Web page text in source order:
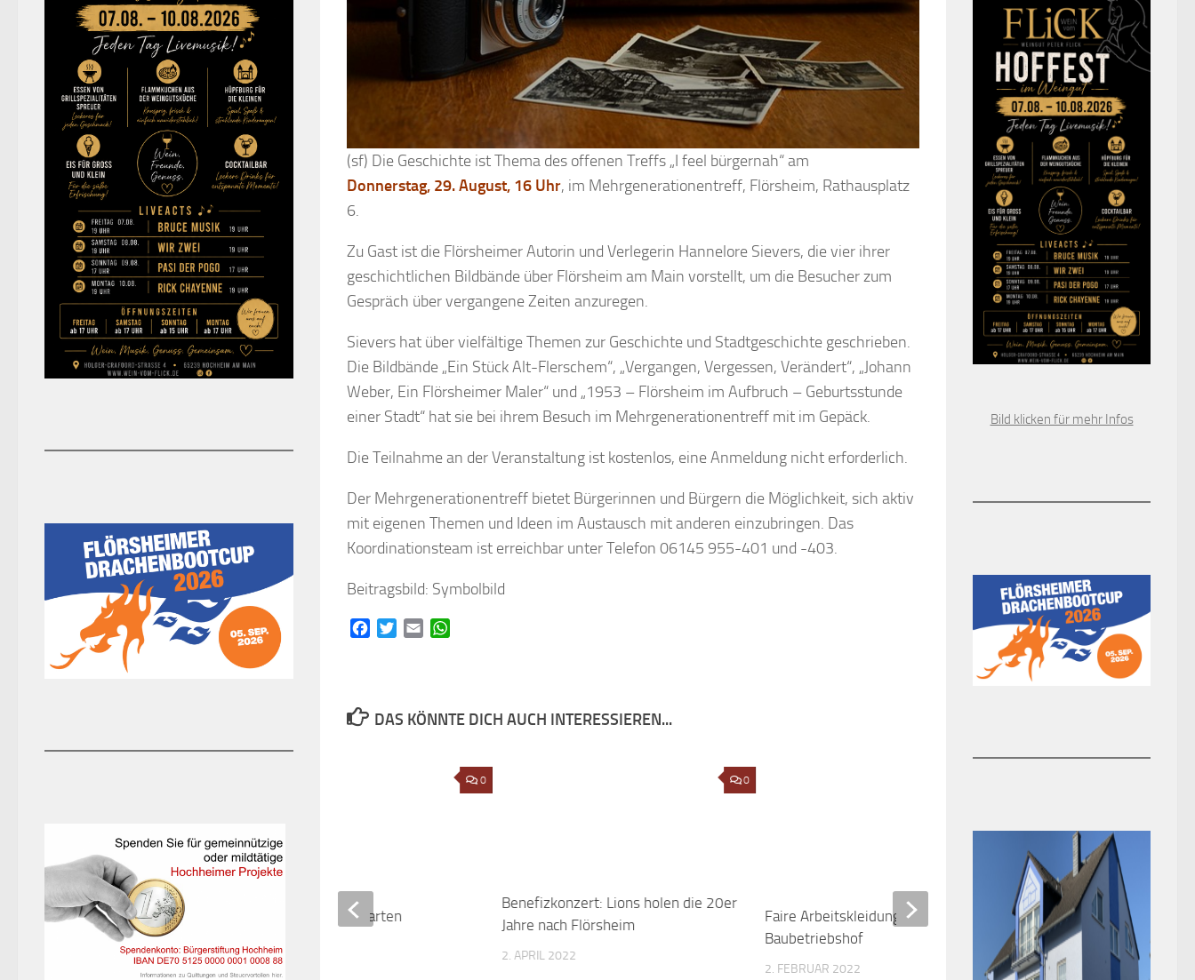
(sf) Die Geschichte ist Thema des offenen Treffs „I feel bürgernah“ am
Donnerstag, 29. August, 16 Uhr, im Mehrgenerationentreff, Flörsheim, Rathausplatz
6.
Zu Gast ist die Flörsheimer Autorin und Verlegerin Hannelore Sievers, die vier ihrer
geschichtlichen Bildbände über Flörsheim am Main vorstellt, um die Besucher zum
Gespräch über vergangene Zeiten anzuregen.
Sievers hat über vielfältige Themen zur Geschichte und Stadtgeschichte geschrieben.
Die Bildbände „Ein Stück Alt-Flerschem“, „Vergangen, Vergessen, Verändert“, „Johann
Weber, Ein Flörsheimer Maler“ und „1953 – Flörsheim im Aufbruch – Geburtsstunde
einer Stadt“ hat sie bei ihrem Besuch im Mehrgenerationentreff mit im Gepäck.
Die Teilnahme an der Veranstaltung ist kostenlos, eine Anmeldung nicht erforderlich.
Der Mehrgenerationentreff bietet Bürgerinnen und Bürgern die Möglichkeit, sich aktiv
mit eigenen Themen und Ideen im Austausch mit anderen einzubringen. Das
Koordinationsteam ist erreichbar unter Telefon 06145 955-401 und -403.
Beitragsbild: Symbolbild
FacebookTwitterEmail
DAS KÖNNTE DICH AUCH INTERESSIEREN...
0
Benefizkonzert: Lions holen die 20er
Selbstgenähte Masken
reißenden Absatz
19. APRIL 2020
0
Bild klicken für mehr Infos